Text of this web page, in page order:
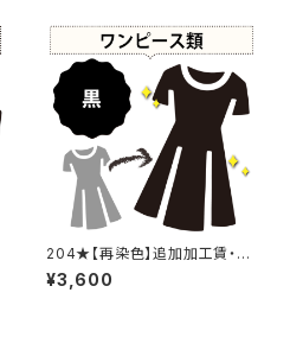
204★【再染色】追加加工賃・黒
染め
¥3,600